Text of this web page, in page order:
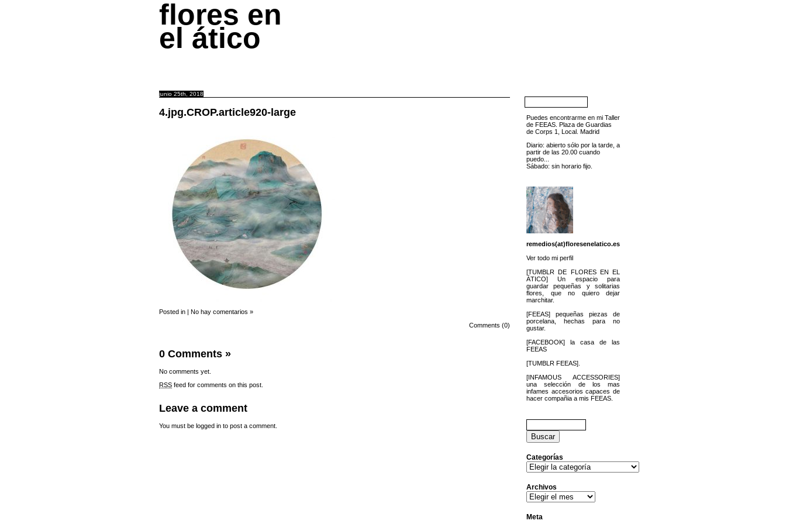
flores en
el ático
junio 25th, 2018
4.jpg.CROP.article920-large
Posted in | No hay comentarios »
Comments (0)
0 Comments »
No comments yet.
RSS feed for comments on this post.
Leave a comment
You must be logged in to post a comment.
Puedes encontrarme en mi Taller
de FEEAS. Plaza de Guardias
de Corps 1, Local. Madrid
Diario: abierto sólo por la tarde, a
partir de las 20.00 cuando
puedo...
Sábado: sin horario fijo.
remedios(at)floresenelatico.es
Ver todo mi perfil
[TUMBLR DE FLORES EN EL
ÁTICO] Un espacio para
guardar pequeñas y solitarias
flores, que no quiero dejar
marchitar.
[FEEAS] pequeñas piezas de
porcelana, hechas para no
gustar.
[FACEBOOK] la casa de las
FEEAS
[TUMBLR FEEAS].
[INFAMOUS ACCESSORIES]
una selección de los mas
infames accesorios capaces de
hacer compañia a mis FEEAS.
Buscar:
Categorías
Categorías
Archivos
Archivos
Meta